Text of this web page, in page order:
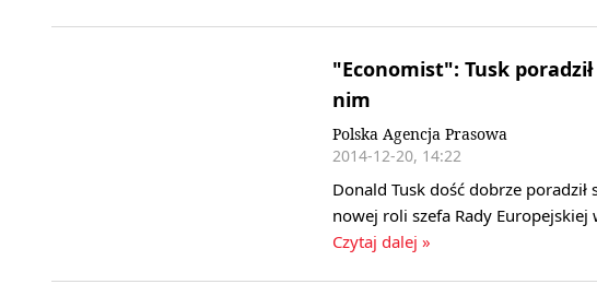
"Economist": Tusk
nim
Polska Agencja Prasowa
2014-12-20, 14:22
Donald Tusk dość dobrze
nowej roli szefa Rady
Czytaj dalej »